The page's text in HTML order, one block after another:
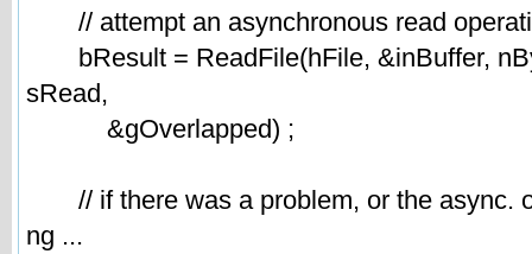
// attempt an asynchronous read
bResult = ReadFile(hFile, &inBuffer,
sRead,
&gOverlapped) ;
// if there was a problem, or the async.
ng ...